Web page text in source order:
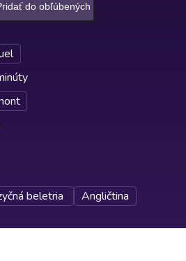
do obľúbených
beletria Angličtina